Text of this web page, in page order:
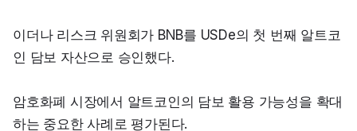
이더나 리스크 위원회가 BNB를 USDe의 첫 번째 알트코
인 담보 자산으로 승인했다.
암호화폐 시장에서 알트코인의 담보 활용 가능성을 확대
하는 중요한 사례로 평가된다.